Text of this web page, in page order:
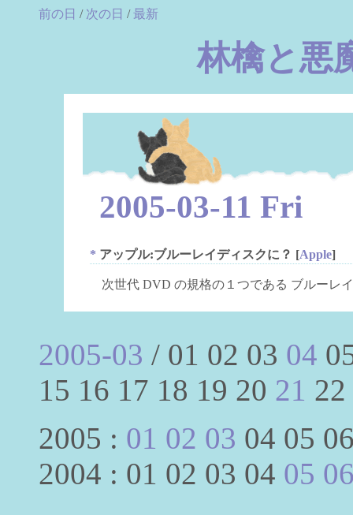
前の日 / 次の日 /最新
林檎と悪
2005-03-11 Fri
* アップル:ブルーレイディスクに？ [Apple]
次世代 DVD の規格の１つである ブルーレ
2005-03 / 01 02 03 04
15 16 17 18 19 20 21
2005 : 01 02 03 04 05
2004 : 01 02 03 04 05